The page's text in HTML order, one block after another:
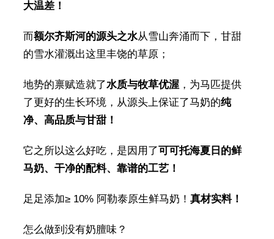
大温差！
而额尔齐斯河的源头之水从雪山奔涌而下，甘甜
的雪水灌溉出这里丰饶的草原；
地势的禀赋造就了水质与牧草优渥，为马匹提供
了更好的生长环境，从源头上保证了马奶的纯
净、高品质与甘甜！
它之所以这么好吃，是因用了可可托海夏日的鲜
马奶、干净的配料、靠谱的工艺！
足足添加≥ 10% 阿勒泰原生鲜马奶！ 真材实料！
怎么做到没有奶膻味？